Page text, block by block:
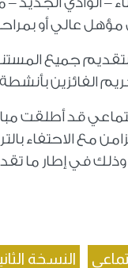
مؤهل عالي أو
جميع
الفائزين بأنشطة
قد أطلقت
الأولى عام 2023
وذلك في إطار ما
النسخة